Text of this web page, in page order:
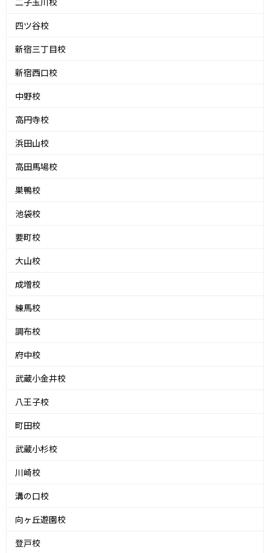
四ツ谷校
新宿三丁目校
新宿西口校
中野校
高円寺校
浜田山校
高田馬場校
巣鴨校
池袋校
要町校
大山校
成増校
練馬校
調布校
府中校
武蔵小金井校
八王子校
町田校
武蔵小杉校
川崎校
溝の口校
向ヶ丘遊園校
登戸校